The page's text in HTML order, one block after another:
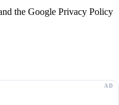
the Google Privacy Policy